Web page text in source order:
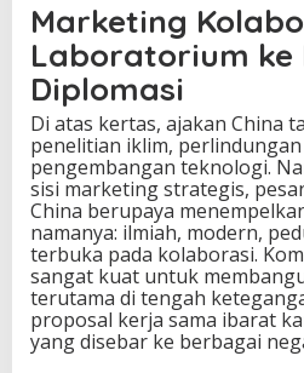
Marketing
Laboratorium ke
Diplomasi
Di atas kertas, ajakan China
penelitian iklim,
pengembangan teknologi.
sisi marketing strategis,
China berupaya
namanya: ilmiah, modern,
terbuka pada kolaborasi.
sangat kuat untuk
terutama di tengah
proposal kerja sama ibarat
yang disebar ke berbagai